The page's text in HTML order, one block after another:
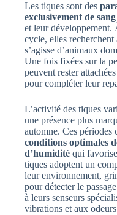
Les tiques sont des
exclusivement de sang
et leur développement.
cycle, elles
s’agisse d’animaux
Une fois fixées sur la
peuvent rester
pour compléter leur
L’activité des tiques
une présence plus
automne. Ces périodes
conditions optimales
d’humidité qui
tiques adoptent un
leur environnement,
pour détecter le
à leurs senseurs
vibrations et aux